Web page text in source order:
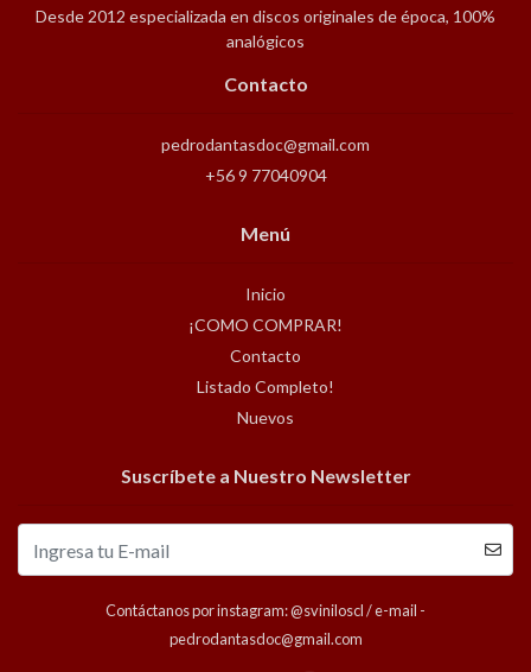
Desde 2012 especializada en discos originales de época, 100%
analógicos
Contacto
pedrodantasdoc@gmail.com
+56 9 77040904
Menú
Inicio
¡COMO COMPRAR!
Contacto
Listado Completo!
Nuevos
Suscríbete a Nuestro Newsletter
Contáctanos por instagram: @sviniloscl / e-mail -
pedrodantasdoc@gmail.com